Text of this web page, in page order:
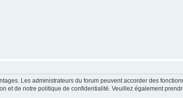
Les administrateurs du forum peuvent accorder des
et de notre politique de confidentialité. Veuillez également